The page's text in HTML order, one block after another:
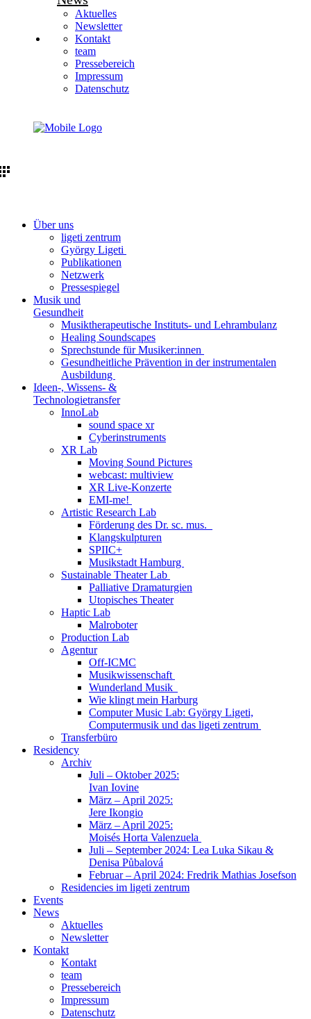
Aktuelles
Newsletter
Kontakt
team
Pressebereich
Impressum
Datenschutz
Über uns
ligeti zentrum
György Ligeti
Publikationen
Netzwerk
Pressespiegel
Musik und
Gesundheit
Musiktherapeutische Instituts- und Lehrambulanz
Healing Soundscapes
Sprechstunde für Musiker:innen
Gesundheitliche Prävention in der instrumentalen
Ausbildung
Ideen-, Wissens- &
Technologietransfer
InnoLab
sound space xr
Cyberinstruments
XR Lab
Moving Sound Pictures
webcast: multiview
XR Live-Konzerte
EMI-me!
Artistic Research Lab
Förderung des Dr. sc. mus.
Klangskulpturen
SPIIC+
Musikstadt Hamburg
Sustainable Theater Lab
Palliative Dramaturgien
Utopisches Theater
Haptic Lab
Malroboter
Production Lab
Agentur
Off-ICMC
Musikwissenschaft
Wunderland Musik
Wie klingt mein Harburg
Computer Music Lab: György Ligeti,
Computermusik und das ligeti zentrum
Transferbüro
Residency
Archiv
Juli – Oktober 2025:
Ivan Iovine
März – April 2025:
Jere Ikongio
März – April 2025:
Moisés Horta Valenzuela
Juli – September 2024: Lea Luka Sikau &
Denisa Půbalová
Februar – April 2024: Fredrik Mathias Josefson
Residencies im ligeti zentrum
Events
News
Aktuelles
Newsletter
Kontakt
Kontakt
team
Pressebereich
Impressum
Datenschutz